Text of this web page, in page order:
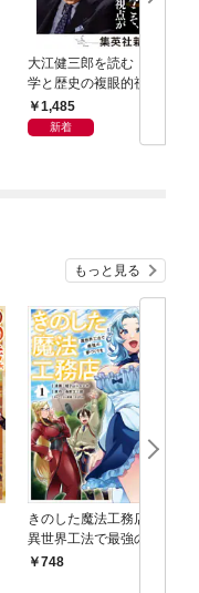
大江健三郎を読む 文
学と歴史の複眼的視点
から1,485
新着
もっと見る
きのした魔法工務店
異世界工法で最強の家
づくりを（コミック）
748